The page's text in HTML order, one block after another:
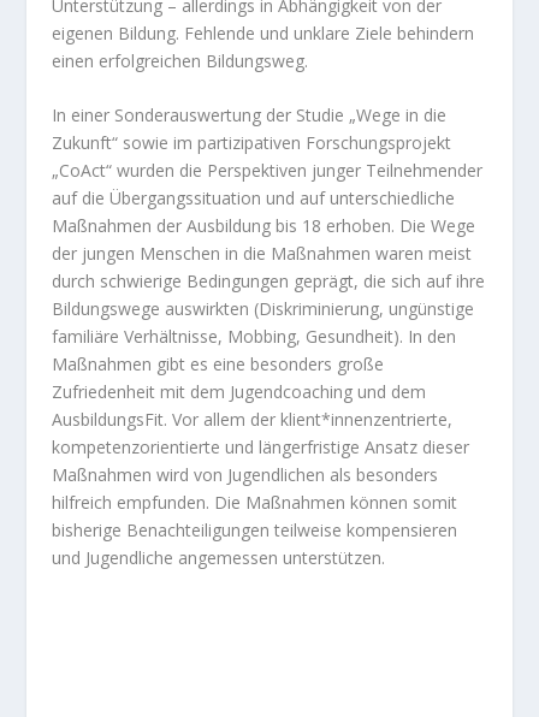
Unterstützung – allerdings in Abhängigkeit von der
eigenen Bildung. Fehlende und unklare Ziele behindern
einen erfolgreichen Bildungsweg.
In einer Sonderauswertung der Studie „Wege in die
Zukunft“ sowie im partizipativen Forschungsprojekt
„CoAct“ wurden die Perspektiven junger Teilnehmender
auf die Übergangssituation und auf unterschiedliche
Maßnahmen der Ausbildung bis 18 erhoben. Die Wege
der jungen Menschen in die Maßnahmen waren meist
durch schwierige Bedingungen geprägt, die sich auf ihre
Bildungswege auswirkten (Diskriminierung, ungünstige
familiäre Verhältnisse, Mobbing, Gesundheit). In den
Maßnahmen gibt es eine besonders große
Zufriedenheit mit dem Jugendcoaching und dem
AusbildungsFit. Vor allem der klient*innenzentrierte,
kompetenzorientierte und längerfristige Ansatz dieser
Maßnahmen wird von Jugendlichen als besonders
hilfreich empfunden. Die Maßnahmen können somit
bisherige Benachteiligungen teilweise kompensieren
und Jugendliche angemessen unterstützen.